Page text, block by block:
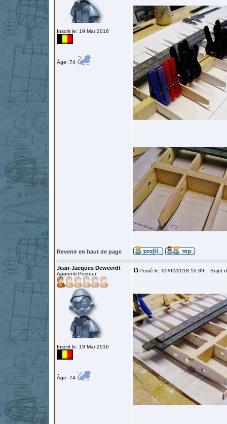
Inscrit le: 19 Mar 2016
Âge: 74
Revenir en haut de page
Jean-Jacques Deweerdt
Apprenti Posteur
Inscrit le: 19 Mar 2016
Âge: 74
Posté le: 05/02/2018 10:39 Sujet